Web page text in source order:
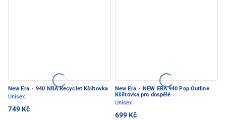
New Era · 940 NBA Recyclet Kšiltovka
Unisex
749 Kč
New Era · NEW ERA 940 Pop Outline
Kšiltovka pro dospělé
Unisex
699 Kč